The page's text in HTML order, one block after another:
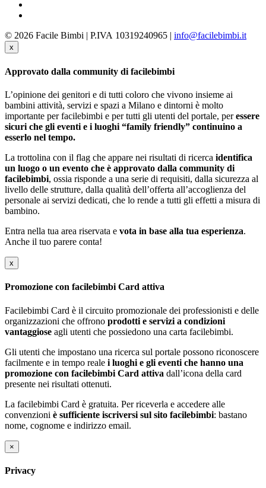
© 2026 Facile Bimbi | P.IVA 10319240965 | info@facilebimbi.it
x
Approvato dalla community di facilebimbi
L’opinione dei genitori e di tutti coloro che vivono insieme ai
bambini attività, servizi e spazi a Milano e dintorni è molto
importante per facilebimbi e per tutti gli utenti del portale, peressere
sicuri che gli eventi e i luoghi “family friendly” continuino a
esserlo nel tempo.
La trottolina con il flag che appare nei risultati di ricerca identifica
un luogo o un evento che è approvato dalla community di
facilebimbi, ossia risponde a una serie di requisiti, dalla sicurezza al
livello delle strutture, dalla qualità dell’offerta all’accoglienza del
personale ai servizi dedicati, che lo rende a tutti gli effetti a misura di
bambino.
Entra nella tua area riservata e vota in base alla tua esperienza.
Anche il tuo parere conta!
x
Promozione con facilebimbi Card attiva
Facilebimbi Card è il circuito promozionale dei professionisti e delle
organizzazioni che offrono prodotti e servizi a condizioni
vantaggiose agli utenti che possiedono una carta facilebimbi.
Gli utenti che impostano una ricerca sul portale possono riconoscere
facilmente e in tempo reale i luoghi e gli eventi che hanno una
promozione con facilebimbi Card attiva dall’icona della card
presente nei risultati ottenuti.
La facilebimbi Card è gratuita. Per riceverla e accedere alle
convenzioni è sufficiente iscriversi sul sito facilebimbi: bastano
nome, cognome e indirizzo email.
×
Privacy